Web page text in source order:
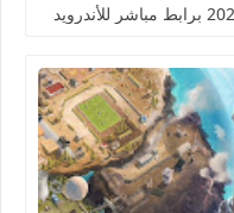
2025 برابط مباشر للأندرويد